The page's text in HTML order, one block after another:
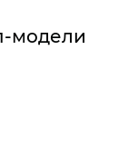
модели